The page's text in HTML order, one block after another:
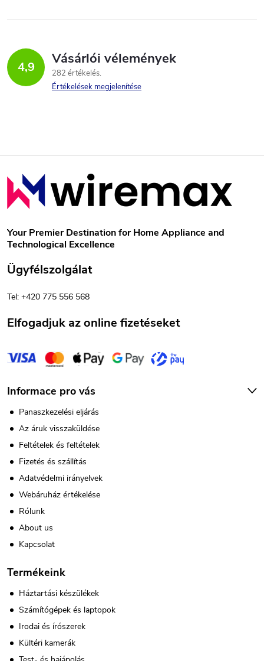
4,9 Vásárlói vélemények
282 értékelés
Értékelések megjelenítése
L
á
b
é
c
Your Premier Destination for Home Appliance and
Technological Excellence
Ügyfélszolgálat
Tel: +420 775 556 568
Elfogadjuk az online fizetéseket
Informace pro vás
Panaszkezelési eljárás
Az áruk visszaküldése
Feltételek és feltételek
Fizetés és szállítás
Adatvédelmi irányelvek
Webáruház értékelése
Rólunk
About us
Kapcsolat
Termékeink
Háztartási készülékek
Számítógépek és laptopok
Irodai és írószerek
Kültéri kamerák